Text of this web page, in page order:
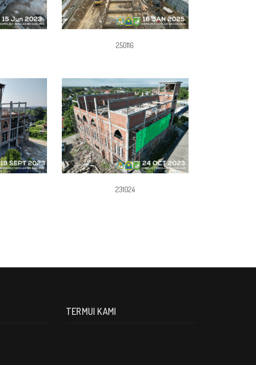
250116
231024
TERMUI KAMI